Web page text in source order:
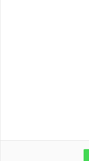
WhatsApp